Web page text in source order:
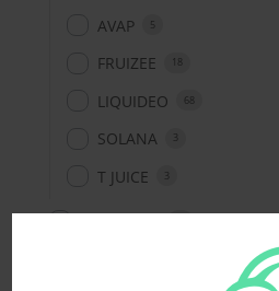
AVAP 5
FRUIZEE 18
LIQUIDEO 68
SOLANA 3
T JUICE 3